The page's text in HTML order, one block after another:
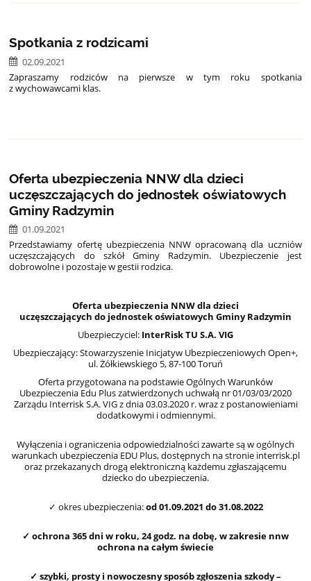
Spotkania z rodzicami
02.09.2021
Zapraszamy rodziców na pierwsze w tym roku spotkania
z wychowawcami klas.
Oferta ubezpieczenia NNW dla dzieci
uczęszczających do jednostek oświatowych
Gminy Radzymin
01.09.2021
Przedstawiamy ofertę ubezpieczenia NNW opracowaną dla uczniów
uczęszczających do szkół Gminy Radzymin. Ubezpieczenie jest
dobrowolne i pozostaje w gestii rodzica.
Oferta ubezpieczenia NNW dla dzieci
uczęszczających do jednostek oświatowych Gminy Radzymin
Ubezpieczyciel: InterRisk TU S.A. VIG
Ubezpieczający: Stowarzyszenie Inicjatyw Ubezpieczeniowych Open+,
ul. Żółkiewskiego 5, 87-100 Toruń
Oferta przygotowana na podstawie Ogólnych Warunków
Ubezpieczenia Edu Plus zatwierdzonych uchwałą nr 01/03/03/2020
Zarządu Interrisk S.A. VIG z dnia 03.03.2020 r. wraz z postanowieniami
dodatkowymi i odmiennymi.
Wyłączenia i ograniczenia odpowiedzialności zawarte są w ogólnych
warunkach ubezpieczenia EDU Plus, dostępnych na stronie interrisk.pl
oraz przekazanych drogą elektroniczną każdemu zgłaszającemu
dziecko do ubezpieczenia.
✓ okres ubezpieczenia:od 01.09.2021 do 31.08.2022
✓ ochrona 365 dni w roku, 24 godz. na dobę, w zakresie nnw
ochrona na całym świecie
✓ szybki, prosty i nowoczesny sposób zgłoszenia szkody –